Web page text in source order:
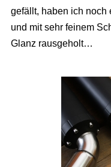
gefällt, haben ich noch
und mit sehr feinem
Glanz rausgeholt…